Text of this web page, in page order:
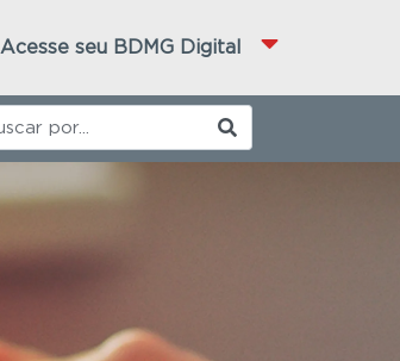
Acesse seu BDMG Digital